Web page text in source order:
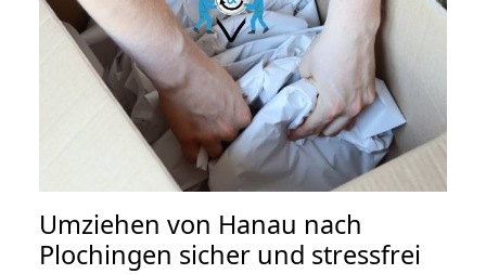
Umziehen von Hanau nach
Plochingen sicher und stressfrei